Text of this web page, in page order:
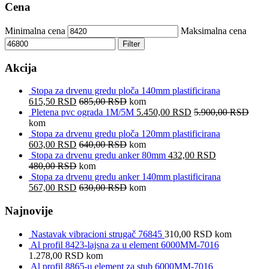
Cena
Minimalna cena Maksimalna cena
Filter
Akcija
Stopa za drvenu gredu ploča 140mm plastificirana
615,50 RSD 685,00RSD kom
Pletena pvc ograda 1M/5M 5.450,00 RSD 5.900,00RSD
kom
Stopa za drvenu gredu ploča 120mm plastificirana
603,00 RSD 640,00RSD kom
Stopa za drvenu gredu anker 80mm 432,00 RSD
480,00RSD kom
Stopa za drvenu gredu anker 140mm plastificirana
567,00 RSD 630,00RSD kom
Najnovije
Nastavak vibracioni strugač 76845 310,00 RSD kom
Al profil 8423-lajsna za u element 6000MM-7016
1.278,00 RSD kom
Al profil 8865-u element za stub 6000MM-7016